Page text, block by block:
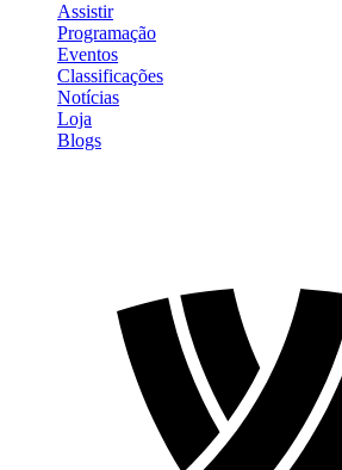
Assistir
Programação
Eventos
Classificações
Notícias
Loja
Blogs